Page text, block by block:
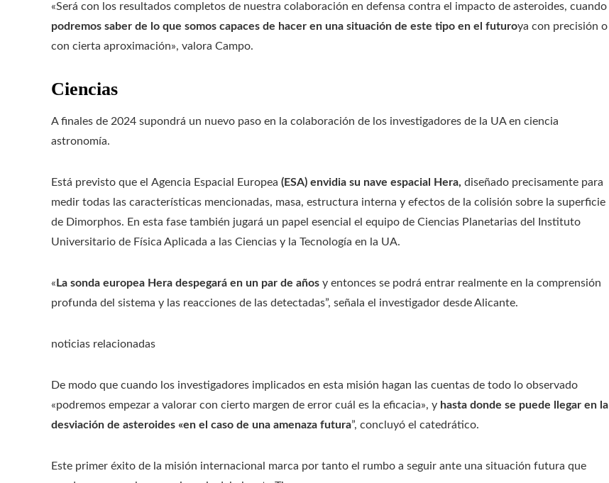
«Será con los resultados completos de nuestra colaboración en defensa contra el impacto de asteroides, cuando
podremos saber de lo que somos capaces de hacer en una situación de este tipo en el futuroya con precisión o
con cierta aproximación», valora Campo.
Ciencias
A finales de 2024 supondrá un nuevo paso en la colaboración de los investigadores de la UA en ciencia
astronomía.
Está previsto que el Agencia Espacial Europea (ESA) envidia su nave espacial Hera, diseñado precisamente para
medir todas las características mencionadas, masa, estructura interna y efectos de la colisión sobre la superficie
de Dimorphos. En esta fase también jugará un papel esencial el equipo de Ciencias Planetarias del Instituto
Universitario de Física Aplicada a las Ciencias y la Tecnología en la UA.
« La sonda europea Hera despegará en un par de años y entonces se podrá entrar realmente en la comprensión
profunda del sistema y las reacciones de las detectadas”, señala el investigador desde Alicante.
noticias relacionadas
De modo que cuando los investigadores implicados en esta misión hagan las cuentas de todo lo observado
«podremos empezar a valorar con cierto margen de error cuál es la eficacia», y hasta donde se puede llegar en la
desviación de asteroides «en el caso de una amenaza futura”, concluyó el catedrático.
Este primer éxito de la misión internacional marca por tanto el rumbo a seguir ante una situación futura que